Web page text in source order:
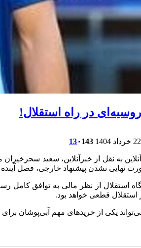
در راه استقلال!
22 خرداد 1404 13۰ 143
به نقل از خبرآنلاین، سعید
نهایی نشدن پیشنهاد خارجی، فصل آینده
استقلال از نظر مالی به توافق کامل
استقلال قطعی خواهد بود.
یکی از خریدهای مهم آبی‌پوشان